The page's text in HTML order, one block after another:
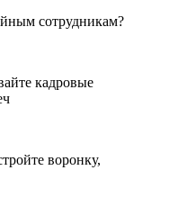
сотрудникам?
кадровые
воронку,